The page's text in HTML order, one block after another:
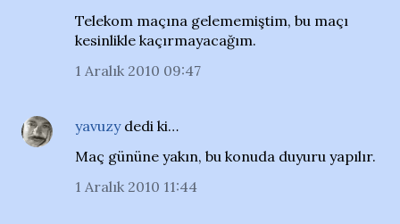
Telekom maçına gelememiştim, bu maçı
kesinlikle kaçırmayacağım.
1 Aralık 2010 09:47
yavuzydedi ki…
Maç gününe yakın, bu konuda duyuru yapılır.
1 Aralık 2010 11:44